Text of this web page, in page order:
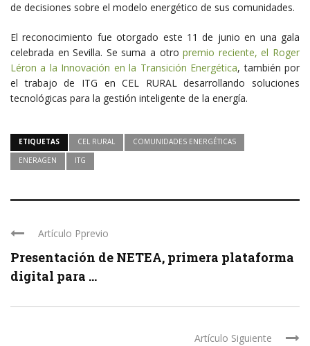
de decisiones sobre el modelo energético de sus comunidades.
El reconocimiento fue otorgado este 11 de junio en una gala
celebrada en Sevilla. Se suma a otropremio reciente, el Roger
Léron a la Innovación en la Transición Energética, también por
el trabajo de ITG en CEL RURAL desarrollando soluciones
tecnológicas para la gestión inteligente de la energía.
ETIQUETAS CEL RURAL
COMUNIDADES ENERGÉTICAS
ENERAGEN
ITG
Artículo Pprevio
Presentación de NETEA, primera plataforma
digital para ...
Artículo Siguiente